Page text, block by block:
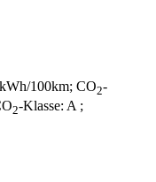
100km; CO2-
2-Klasse: A ;